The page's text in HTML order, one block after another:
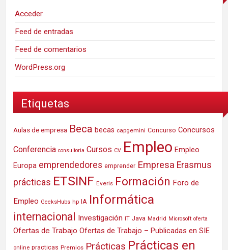
Acceder
Feed de entradas
Feed de comentarios
WordPress.org
Etiquetas
Aulas de empresa Beca becas capgemini Concurso Concursos
Conferencia consultoria Cursos CV Empleo Empleo
Europa emprendedores emprender Empresa Erasmus
prácticas ETSINF Everis Formación Foro de
Empleo GeeksHubs hp IA Informática
internacional Investigación IT Java Madrid Microsoft oferta
Ofertas de Trabajo Ofertas de Trabajo – Publicadas en SIE
online practicas Premios Prácticas Prácticas en